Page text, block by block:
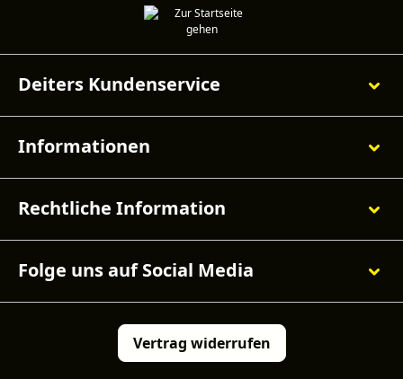
Deiters Kundenservice
Informationen
Rechtliche Information
Folge uns auf Social Media
Vertrag widerrufen